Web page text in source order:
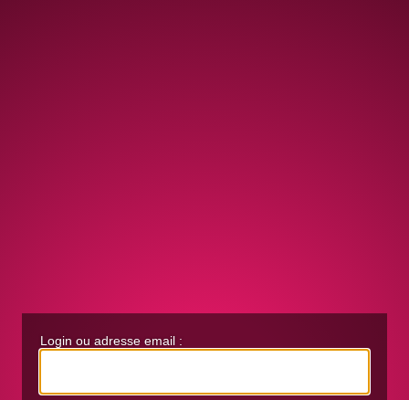
Login ou adresse email :